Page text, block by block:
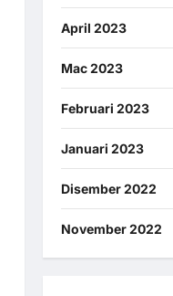
April 2023
Mac 2023
Februari 2023
Januari 2023
Disember 2022
November 2022